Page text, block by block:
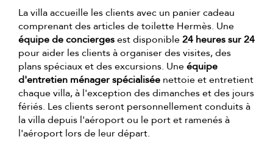
La villa accueille les clients avec un panier cadeau
comprenant des articles de toilette Hermès. Une
équipe de conciergesest disponible24 heures sur 24
pour aider les clients à organiser des visites, des
plans spéciaux et des excursions. Uneéquipe
d'entretien ménager spécialisée nettoie et entretient
chaque villa, à l'exception des dimanches et des jours
fériés. Les clients seront personnellement conduits à
la villa depuis l'aéroport ou le port et ramenés à
l'aéroport lors de leur départ.